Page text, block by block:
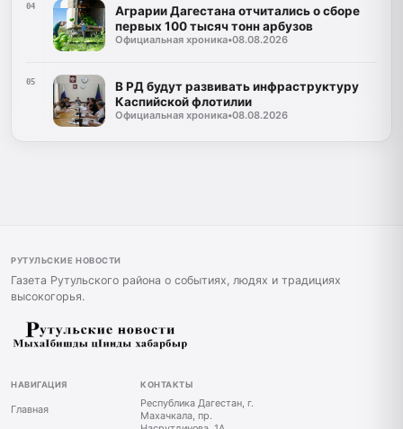
04
Аграрии Дагестана отчитались о сборе
первых 100 тысяч тонн арбузов
Официальная хроника•08.08.2026
05
В РД будут развивать инфраструктуру
Каспийской флотилии
Официальная хроника•08.08.2026
РУТУЛЬСКИЕ НОВОСТИ
Газета Рутульского района о событиях, людях и традициях
высокогорья.
НАВИГАЦИЯ
Главная
КОНТАКТЫ
Республика Дагестан, г.
Махачкала, пр.